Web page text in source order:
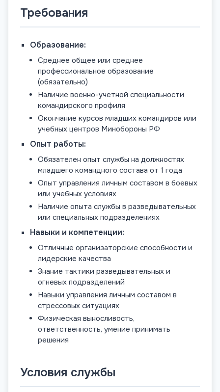
Требования
Образование:
Среднее общее или среднее
профессиональное образование
(обязательно)
Наличие военно-учетной специальности
командирского профиля
Окончание курсов младших командиров или
учебных центров Минобороны РФ
Опыт работы:
Обязателен опыт службы на должностях
младшего командного состава от 1 года
Опыт управления личным составом в боевых
или учебных условиях
Наличие опыта службы в разведывательных
или специальных подразделениях
Навыки и компетенции:
Отличные организаторские способности и
лидерские качества
Знание тактики разведывательных и
огневых подразделений
Навыки управления личным составом в
стрессовых ситуациях
Физическая выносливость,
ответственность, умение принимать
решения
Условия службы